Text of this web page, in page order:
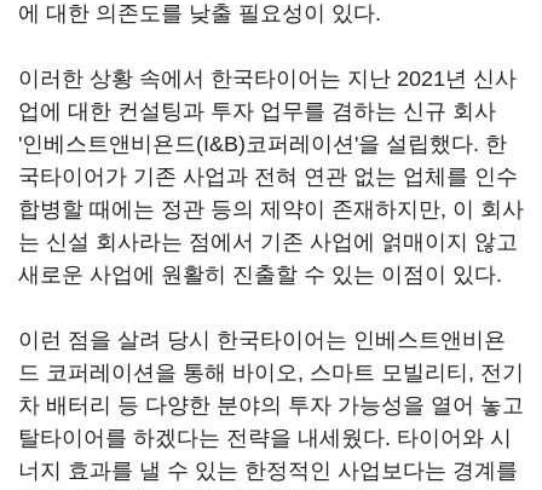
에 대한 의존도를 낮출 필요성이 있다.
이러한 상황 속에서 한국타이어는 지난 2021년 신사
업에 대한 컨설팅과 투자 업무를 겸하는 신규 회사
'인베스트앤비욘드(I&B)코퍼레이션'을 설립했다. 한
국타이어가 기존 사업과 전혀 연관 없는 업체를 인수
합병할 때에는 정관 등의 제약이 존재하지만, 이 회사
는 신설 회사라는 점에서 기존 사업에 얽매이지 않고
새로운 사업에 원활히 진출할 수 있는 이점이 있다.
이런 점을 살려 당시 한국타이어는 인베스트앤비욘
드 코퍼레이션을 통해 바이오, 스마트 모빌리티, 전기
차 배터리 등 다양한 분야의 투자 가능성을 열어 놓고
탈타이어를 하겠다는 전략을 내세웠다. 타이어와 시
너지 효과를 낼 수 있는 한정적인 사업보다는 경계를